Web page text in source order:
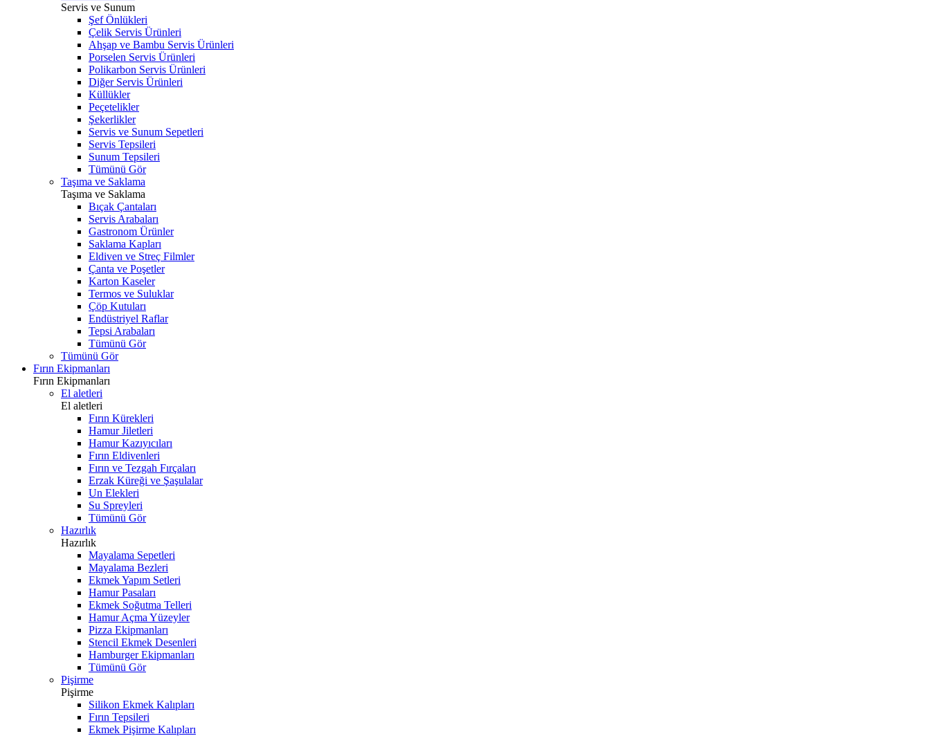
Servis ve Sunum
Şef Önlükleri
Çelik Servis Ürünleri
Ahşap ve Bambu Servis Ürünleri
Porselen Servis Ürünleri
Polikarbon Servis Ürünleri
Diğer Servis Ürünleri
Küllükler
Peçetelikler
Şekerlikler
Servis ve Sunum Sepetleri
Servis Tepsileri
Sunum Tepsileri
Tümünü Gör
Taşıma ve Saklama
Taşıma ve Saklama
Bıçak Çantaları
Servis Arabaları
Gastronom Ürünler
Saklama Kapları
Eldiven ve Streç Filmler
Çanta ve Poşetler
Karton Kaseler
Termos ve Suluklar
Çöp Kutuları
Endüstriyel Raflar
Tepsi Arabaları
Tümünü Gör
Tümünü Gör
Fırın Ekipmanları
Fırın Ekipmanları
El aletleri
El aletleri
Fırın Kürekleri
Hamur Jiletleri
Hamur Kazıyıcıları
Fırın Eldivenleri
Fırın ve Tezgah Fırçaları
Erzak Küreği ve Şaşulalar
Un Elekleri
Su Spreyleri
Tümünü Gör
Hazırlık
Hazırlık
Mayalama Sepetleri
Mayalama Bezleri
Ekmek Yapım Setleri
Hamur Pasaları
Ekmek Soğutma Telleri
Hamur Açma Yüzeyler
Pizza Ekipmanları
Stencil Ekmek Desenleri
Hamburger Ekipmanları
Tümünü Gör
Pişirme
Pişirme
Silikon Ekmek Kalıpları
Fırın Tepsileri
Ekmek Pişirme Kalıpları